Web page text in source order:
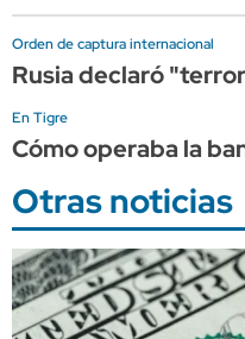
Orden de captura internacional
Rusia declaró
En Tigre
Cómo operaba la
Otras noticias